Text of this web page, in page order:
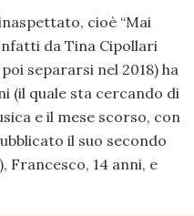
cioè “Mai
da Tina Cipollari
separarsi nel 2018) ha
(il quale sta cercando di
e il mese scorso, con
il suo secondo
Francesco, 14 anni, e